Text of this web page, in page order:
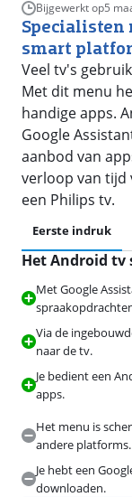
Bijgewerkt op5
smart
Veel tv's
Met dit menu
handige apps.
Google
aanbod van
verloop van tijd
een Philips tv.
Eerste indruk
Het Android
Met Google
Via de
naar de tv.
Je bedient een
apps.
Het menu is
andere platforms.
Je hebt een
downloaden.